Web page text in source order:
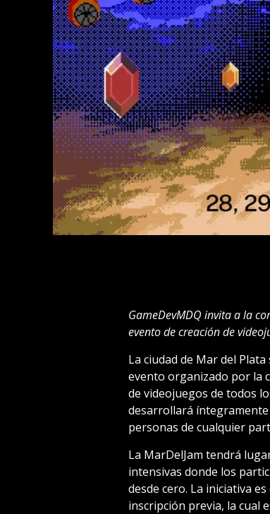
GameDevMDQ invita a la
evento de creación de
La ciudad de Mar del
evento organizado por la
de videojuegos de todos
desarrollará
personas de cualquier
La MarDelJam tendrá
intensivas donde los
desde cero. La iniciativa
inscripción previa, la cual